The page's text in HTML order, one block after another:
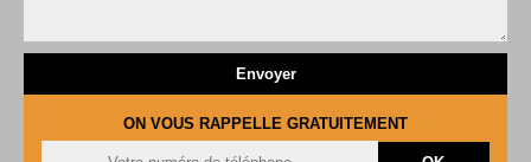
ON VOUS RAPPELLE GRATUITEMENT